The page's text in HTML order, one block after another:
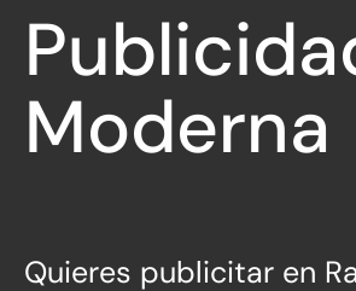
Moderna
Quieres publicitar en